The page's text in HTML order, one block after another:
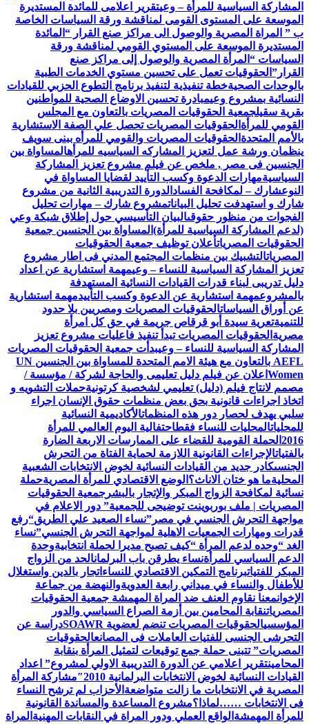
المشاركة السياسية للمرأة – وعيتقرير اعلامى للمائدة المستديرة
الموسعة على المستوى القومى لمناقشة ورقة السياسات الخاصة
ب ” المراة المصرية والوصول الى مراكز صنع القرار “ المائدة
المستديرة الموسعة على المستوي القومي لمناقشة ورقة
السياسات “المرأة المصرية والوصول إلى مراكز صنع
القرار” الحقوقيات تعمل على تحسين مستوي الخدمات الطبية
بالوحدات الصحيةخطة تنفيذية لتنفيذ برنامج التطوع الحزبي للقيادات
النسائية بمشروع وعيمبادرة تحسين الاوضاع الصحية للمواطنين
بقرية سقيلجمعية الحقوقيات المصريات بالتعاون مع المجلس
القومي للمرأة الحقوقيات المصريات تحصل علي الصفة الاستشارية
بالأمم المتحدة الحقوقيات المصريات والقومي للمرأه ببنى سويف
ينظمان ورشة عمل لتعزيز المشاركه السياسيه للمرأهالمساواة بين
الجنسين فى مصر , ملخص عن فيلم مشروع تعزيز المشاركة
السياسيةمهارات الدعوة وكسب التأييد لقضايا المساواة في
النوعشارك – لمكافحة الفساد الدورة التدريبية الثانية من مشروع
شارك و استهدفت تحليل البياناتمشروع شارك – مهارات تحليل
الفجوات من منظور حقوقىالبيان التأسيسي حول إطلاق شبكة وعي
(لدعم المشاركة السياسية للمرأة) المساواة بين الجنسين جمعية
الحقوقيات المصرياتأعلان توظيف جمعية الحقوقيات
المصرياتالتشبيك بين منظمات المجتمع المدني فى اطار مشروع
تعزيز المشاركة السياسية للنساء – وعيمهمة استشارية عن اعداد
دليل تدريبى لبناء قدرات القيادات النسائية المستهدفة
بالمشروعمهمة استشارية عن الدعوة وكسب التأييدمهمة استشارية
عن أوراق السياساتالحقوقيات المصريات ومصريين بلا حدود
للتنميةتعرية سيدة أبو قرقاص جريمة في حق كل امرأة
مصرية الحقوقيات المصريات تبدأ تنفيذ فاعليات مشروع تعزيز
المشاركة السياسية للنساء – وعيبدأت جمعية الحقوقيات المصريات
AEFL بالتعاون مع هيئة الامم المتحدة للمساواة بين الجنسين UN
Women اعلان عن فيلم دليل تعليمى والحاجة لشركة / مؤسسة /
مصمم لانتاج فيلم (دليل) تعليمي لشخصية كرتونيةحملات التشويه و
اتخاذ اجراءات قانونية بحق بعض منظمات حقوق الإنسان اجراء
سلبي يهدف لحصار دور هذه المنظماتالأكاديمية النسائية
للمحلياتالمحليات للنساء فقطاحتفالية اليوم العالمي للمرأة
2016 الحملة القومية للقضاء على الممارسات الاربعة الضارة
بالفتياتالإجراءات القانونية اللازمة لحماية الفتاة من التحرش
الجنسىكادر جديد من القيادات النسائية لخوض الانتخابات الشعبية
المحليةما هو ختان الاناث؟ الوضع الاقتصادي للمرأة المصريةحملة
نسائية لمكافحة الزواج المبكر والإتجار بالبشر جمعية الحقوقيات
المصريات | ملف بوربوينت توضيحى للجمعية” دور الاعلام في
مواجهة التحرش الجنسي في مصر”نساء الصعيد علي الطريق“رفع
قدرات ومهارات الجمعيات الاهلية لمواجهة التحرش الجنسي”نساء
الغد “وحده لدعم المرأة “كيف تصبح مديرا لحملة انتخابيةوحدة
الدعم السياسي للمرأةنساء يطرقن باب البرلمانالحد من الزواج
المبكر للفتياتبرنامج التمكين الاقتصادي للنساء اتجار بالدين واستغلال
للأطفال والنساء في ميداني رابعة العدويةوالنهضة من جماعة
الإخوانمعنا نقاوم العنف ضد المراة المهمشة جمعية الحقوقيات
المصرياتنقابة المحامين بين أزمة الصراع السياسي والدور
المؤسسيالحقوقيات المصريات تنضم لعضوية SOAWR
دراسة عن
التحرشى الجنسى للفتيات العاملات فى المصانعالحقوقيات
المصريات” تتبنى حملة جمع توقيعات لتمثيل المرأة بنقابة
المحامينتقرير اعلامي عن الدورة التدريبية الاولي لمشروع” اعداد
القيادات النسائية لخوض الانتخابات البرلمانية 2010″
مشاركة المرأة
المصرية في الانتخابات ما زالت متواضعة الأحزاب لم ترشح النساء
فى الانتخابات ……لماذا؟مشروع المساعدة والمساندة القانونية
للمرأة المهمشة الواقع العملي ودور المراة في النقابات المهنية المراة